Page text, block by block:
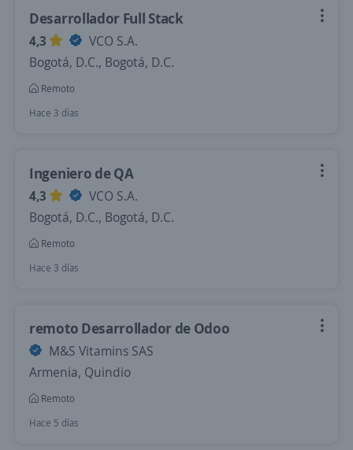
Desarrollador Full Stack
4,3
VCO S.A.
Bogotá, D.C., Bogotá, D.C.
Remoto
Hace 3 días
Ingeniero de QA
4,3
VCO S.A.
Bogotá, D.C., Bogotá, D.C.
Remoto
Hace 3 días
remoto Desarrollador de Odoo
M&S Vitamins SAS
Armenia, Quindio
Remoto
Hace 5 días